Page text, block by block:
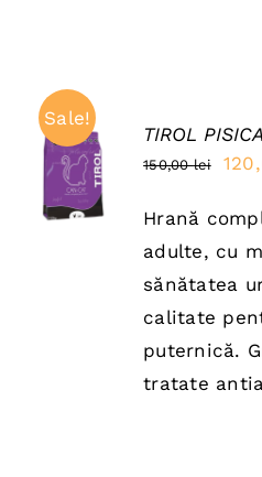
Sale!
ADAUGĂ
ÎN COȘ
/
DETAILS
TIROL
150,00lei
a
Hrană
adulte, cu
sănătatea
calitate
puternică.
tratate